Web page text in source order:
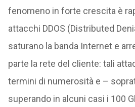
fenomeno in forte crescita è
attacchi DDOS (Distributed
saturano la banda Internet e
parte la rete del cliente: tali
termini di numerosità e –
superando in alcuni casi i 100